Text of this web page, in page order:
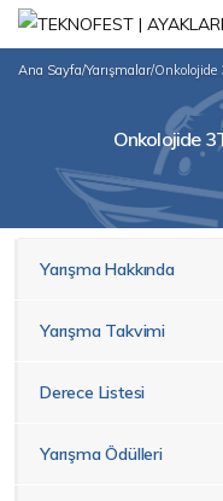
Ana Sayfa/Yarışmalar/Onkolojide
Onkolojide
Yarışma Hakkında
Yarışma Takvimi
Derece Listesi
Yarışma Ödülleri